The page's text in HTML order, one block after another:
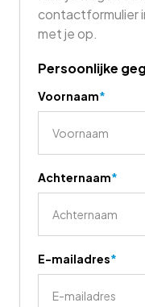
contactformulier
met je op.
Persoonlijke
Voornaam*
Achternaam*
E-mailadres*